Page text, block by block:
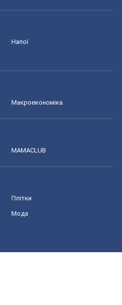
Напої
Макроекономіка
MAMACLUB
Плітки
Мода